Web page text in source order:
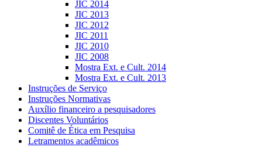
JIC 2014
JIC 2013
JIC 2012
JIC 2011
JIC 2010
JIC 2008
Mostra Ext. e Cult. 2014
Mostra Ext. e Cult. 2013
Instruções de Serviço
Instruções Normativas
Auxílio financeiro a pesquisadores
Discentes Voluntários
Comitê de Ética em Pesquisa
Letramentos acadêmicos